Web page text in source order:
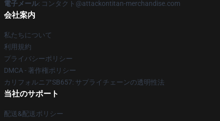
電子メール: コンタクト@attackontitan-merchandise.com
会社案内
私たちについて
利用規約
プライバシーポリシー
DMCA - 著作権ポリシー
カリフォルニアSB657: サプライチェーンの透明性法
当社のサポート
配送&配送ポリシー